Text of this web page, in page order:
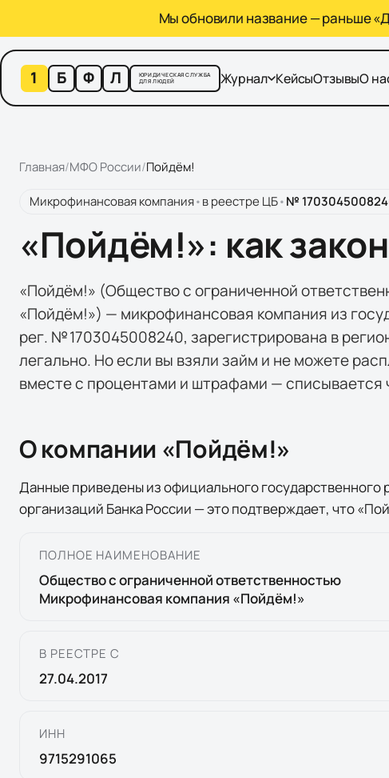
Мы обновили название — раньше
1 Б Ф Л
ЮРИДИЧЕСКАЯ СЛУЖБА
ДЛЯ ЛЮДЕЙ
Журнал КейсыОтзывыО
Главная/МФО России/Пойдём!
Микрофинансовая компания•в реестре ЦБ•№
«Пойдём!»: как
«Пойдём!» (Общество с ограниченной
«Пойдём!») — микрофинансовая компания из
рег. № 1703045008240, зарегистрирована в
легально. Но если вы взяли займ и не можете
вместе с процентами и штрафами — списывается
О компании «Пойдём!»
Данные приведены из официального государственного
организаций Банка России — это подтверждает, что«
ПОЛНОЕ НАИМЕНОВАНИЕ
Общество с ограниченной ответственностью
Микрофинансовая компания «Пойдём!»
В РЕЕСТРЕ С
27.04.2017
ИНН
9715291065